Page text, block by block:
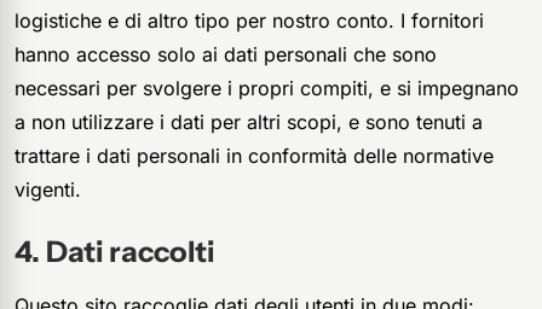
logistiche e di altro tipo per nostro conto. I fornitori
hanno accesso solo ai dati personali che sono
necessari per svolgere i propri compiti, e si impegnano
a non utilizzare i dati per altri scopi, e sono tenuti a
trattare i dati personali in conformità delle normative
vigenti.
Dati raccolti